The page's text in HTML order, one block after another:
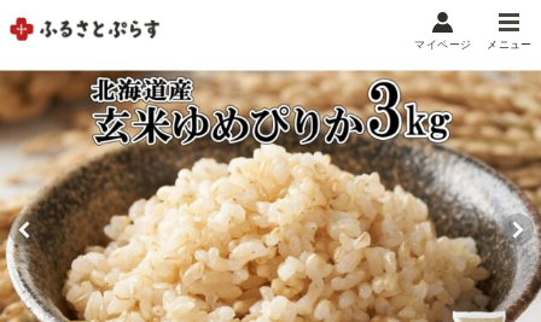
メニュー
マイメニュー
マイページ
お気に入り 閲覧履歴
メニュー
お礼の品から探す
マイページ